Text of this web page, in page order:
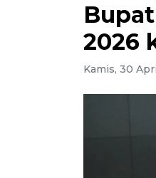
2026
Kamis, 30